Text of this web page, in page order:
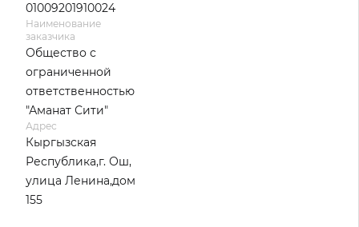
01009201910024
Наименование
заказчика
Общество с
ограниченной
ответственностью
"Аманат Сити"
Адрес
Кыргызская
Республика,г. Ош,
улица Ленина,дом
155